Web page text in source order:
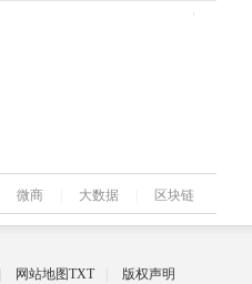
微商 大数据 区块链
网站地图TXT 版权声明